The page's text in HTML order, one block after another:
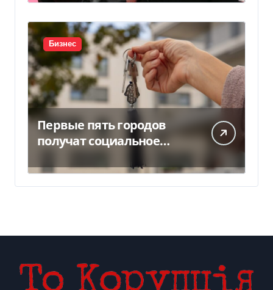
Бизнес
Первые пять городов
получат социальное
Украине